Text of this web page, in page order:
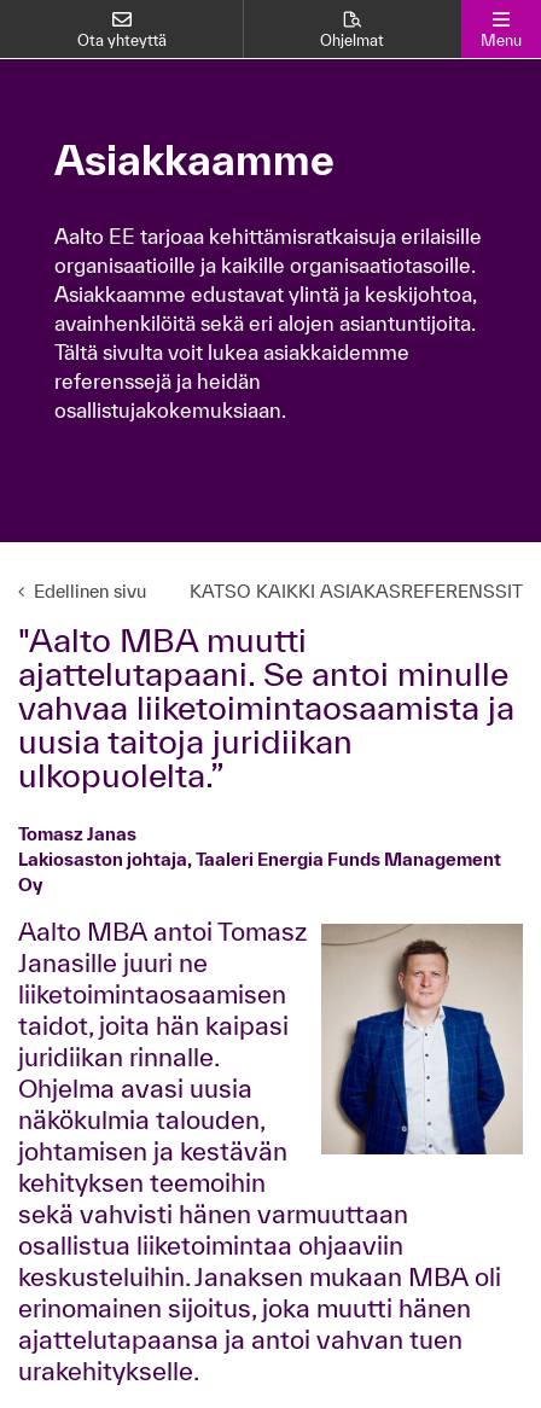
Ota yhteyttä Ohjelmat Menu
organisaatioille ja kaikille organisaatiotasoille.
Asiakkaamme edustavat ylintä ja keskijohtoa,
avainhenkilöitä sekä eri alojen asiantuntijoita.
Tältä sivulta voit lukea asiakkaidemme
referenssejä ja heidän
Asiakkaamme
Aalto EE tarjoaa kehittämisratkaisuja erilaisille
organisaatioille ja kaikille organisaatiotasoille.
Asiakkaamme edustavat ylintä ja keskijohtoa,
avainhenkilöitä sekä eri alojen asiantuntijoita.
Tältä sivulta voit lukea asiakkaidemme
referenssejä ja heidän
osallistujakokemuksiaan.
Edellinen sivu KATSO KAIKKI ASIAKASREFERENSSIT
"Aalto MBA muutti
ajattelutapaani. Se antoi minulle
vahvaa liiketoimintaosaamista ja
uusia taitoja juridiikan
ulkopuolelta.”
Tomasz Janas
Lakiosaston johtaja, Taaleri Energia Funds Management
Oy
Aalto MBA antoi Tomasz
Janasille juuri ne
liiketoimintaosaamisen
taidot, joita hän kaipasi
juridiikan rinnalle.
Ohjelma avasi uusia
näkökulmia talouden,
johtamisen ja kestävän
kehityksen teemoihin
sekä vahvisti hänen varmuuttaan
osallistua liiketoimintaa ohjaaviin
keskusteluihin. Janaksen mukaan MBA oli
erinomainen sijoitus, joka muutti hänen
ajattelutapaansa ja antoi vahvan tuen
urakehitykselle.